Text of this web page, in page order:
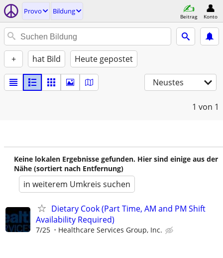
Provo Bildung
Beitrag Konto
+ hat Bild Heute gepostet
Neustes
1 von 1
Keine lokalen Ergebnisse gefunden. Hier sind einige aus der
Nähe (sortiert nach Entfernung)
in weiterem Umkreis suchen
Dietary Cook (Part Time, AM and PM Shift
Availability Required)
7/25 Healthcare Services Group, Inc.